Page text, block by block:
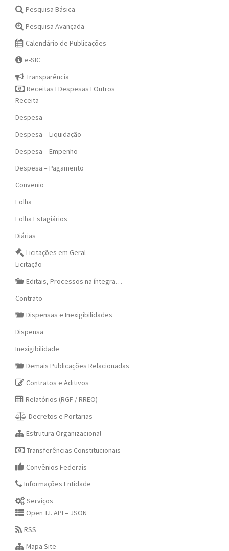
Pesquisa Básica
Pesquisa Avançada
Calendário de Publicações
e-SIC
Transparência
Receitas I Despesas I Outros
Receita
Despesa
Despesa – Liquidação
Despesa – Empenho
Despesa – Pagamento
Convenio
Folha
Folha Estagiários
Diárias
Licitações em Geral
Licitação
Editais, Processos na íntegra…
Contrato
Dispensas e Inexigibilidades
Dispensa
Inexigibilidade
Demais Publicações Relacionadas
Contratos e Aditivos
Relatórios (RGF / RREO)
Decretos e Portarias
Estrutura Organizacional
Transferências Constitucionais
Convênios Federais
Informações Entidade
Serviços
Open T.I. API – JSON
RSS
Mapa Site